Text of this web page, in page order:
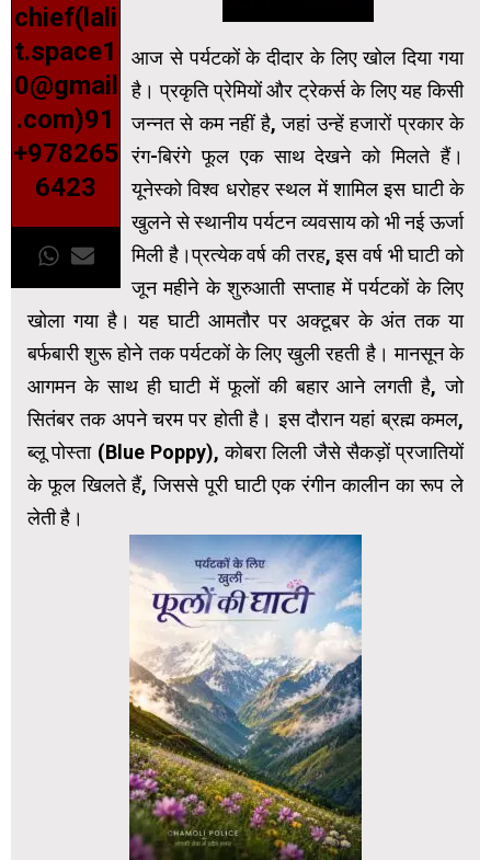
chief(lali
t.space1
0@gmail
.com)91
+978265
6423
आज से पर्यटकों के दीदार के लिए खोल दिया गया
है। प्रकृति प्रेमियों और ट्रेकर्स के लिए यह किसी
जन्नत से कम नहीं है, जहां उन्हें हजारों प्रकार के
रंग-बिरंगे फूल एक साथ देखने को मिलते हैं।
यूनेस्को विश्व धरोहर स्थल में शामिल इस घाटी के
खुलने से स्थानीय पर्यटन व्यवसाय को भी नई ऊर्जा
मिली है।प्रत्येक वर्ष की तरह, इस वर्ष भी घाटी को
जून महीने के शुरुआती सप्ताह में पर्यटकों के लिए
खोला गया है। यह घाटी आमतौर पर अक्टूबर के अंत तक या
बर्फबारी शुरू होने तक पर्यटकों के लिए खुली रहती है। मानसून के
आगमन के साथ ही घाटी में फूलों की बहार आने लगती है, जो
सितंबर तक अपने चरम पर होती है। इस दौरान यहां ब्रह्म कमल,
ब्लू पोस्ता (Blue Poppy), कोबरा लिली जैसे सैकड़ों प्रजातियों
के फूल खिलते हैं, जिससे पूरी घाटी एक रंगीन कालीन का रूप ले
लेती है।